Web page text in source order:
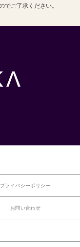
ご了承ください。
プライバシーポリシー
お問い合わせ